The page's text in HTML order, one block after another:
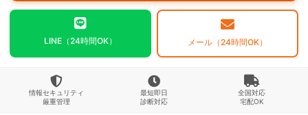
LINE（24時間OK） メール（24時間OK）
情報セキュリティ
厳重管理
最短即日
診断対応
全国対応
宅配OK